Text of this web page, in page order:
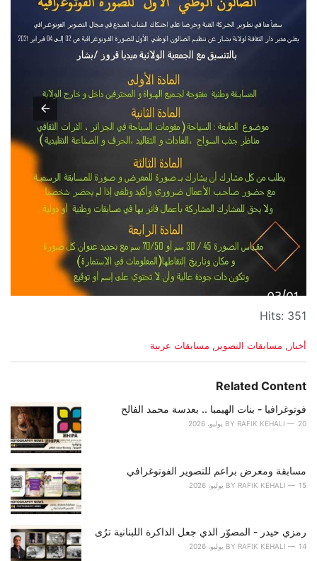
Hits: 351
C
e
o
r
:
أخبار , مسابقات التصوير , مسابقات عربية
Related Content
فوتوغرافيا - بنات الهيمبا .. بعدسة محمد الفالح
BY RAFIK KEHALI 20 يوليو، 2026
مسابقة ومعرض براعم للتصوير الفوتوغرافي
BY RAFIK KEHALI 15 يوليو، 2026
رمزي حيدر - المصوّر الذي جعل الذاكرة اللبنانية ترُى
BY RAFIK KEHALI 14 يوليو، 2026